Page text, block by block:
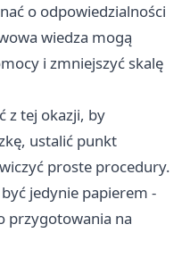
o odpowiedzialności
wiedza mogą
i zmniejszyć skalę
z tej okazji, by
ustalić punkt
proste procedury.
jedynie papierem -
przygotowania na